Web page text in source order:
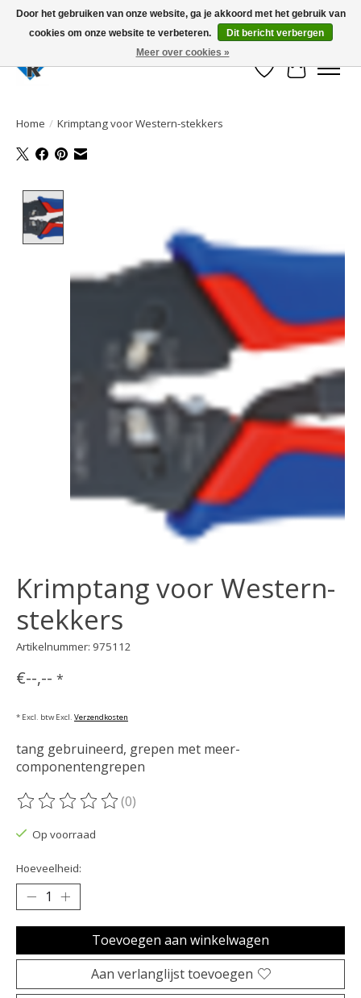
Large selection of products and fast shipping!
Verlanglijst
Home / Krimptang voor Western-stekkers
Krimptang voor Western-
stekkers
Artikelnummer: 975112
€--,-- *
* Excl. btw Excl. Verzendkosten
tang gebruineerd, grepen met meer-
componentengrepen
De beoordeling van dit product is
(0)
Op voorraad
Hoeveelheid:
Toevoegen aan winkelwagen
Aan verlanglijst toevoegen
Door het gebruiken van onze website, ga je akkoord met het gebruik van
cookies om onze website te verbeteren.
Dit bericht verbergen
Meer over cookies »